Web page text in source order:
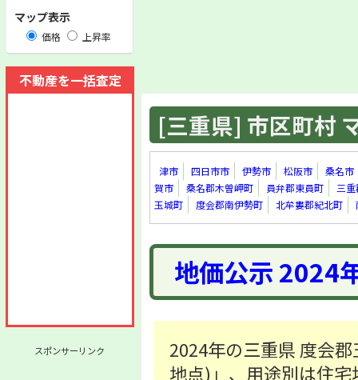
マップ表示
価格 上昇率
不動産を一括査定
スポンサーリンク
[三重県] 市区町村
津市 四日市市 伊勢市 松阪市
桑名市
賀市
桑名郡木曽岬町 員弁郡東員町
三
玉城町
度会郡南伊勢町 北牟婁郡紀北町
地価公示 2024
2024年の三重県 度会
地点)」、用途別は住